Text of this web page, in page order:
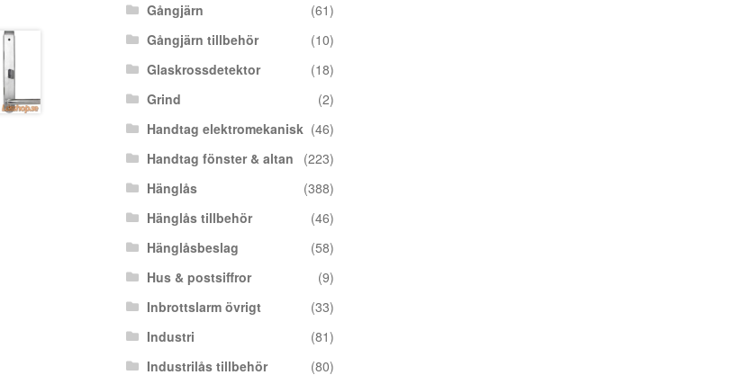
Gångjärn
(61)
Gångjärn tillbehör
(10)
Glaskrossdetektor
(18)
Grind
(2)
Handtag elektromekanisk (46)
Handtag fönster & altan
(223)
Hänglås
(388)
Hänglås tillbehör
(46)
Hänglåsbeslag
(58)
Hus & postsiffror
(9)
Inbrottslarm övrigt
(33)
Industri
(81)
Industrilås tillbehör
(80)